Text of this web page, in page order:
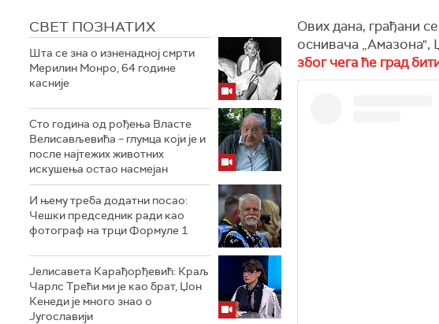
СВЕТ ПОЗНАТИХ
Шта се зна о изненадној смрти
Мерилин Монро, 64 године
касније
Сто година од рођења Власте
Велисављевића – глумца који је и
после најтежих животних
искушења остао насмејан
И њему треба додатни посао:
Чешки председник ради као
фотограф на трци Формуле 1
Јелисавета Карађорђевић: Краљ
Чарлс Трећи ми је као брат, Џон
Кенеди је много знао о
Југославији
Ових дана, грађани
оснивача
због чега ће град